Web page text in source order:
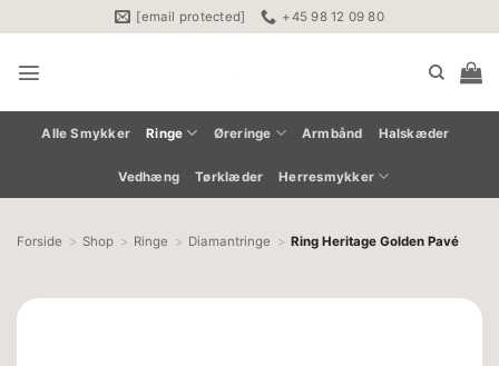
til
indhold
[email protected] +45 98 12 09 80
Alle Smykker Ringe Øreringe Armbånd Halskæder
Vedhæng Tørklæder Herresmykker
Forside Shop Ringe Diamantringe Ring Heritage Golden Pavé